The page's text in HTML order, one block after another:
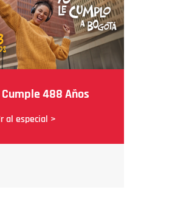
488 Años
al especial >